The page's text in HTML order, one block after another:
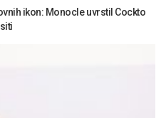
ikon: Monocle uvrstil Cockto